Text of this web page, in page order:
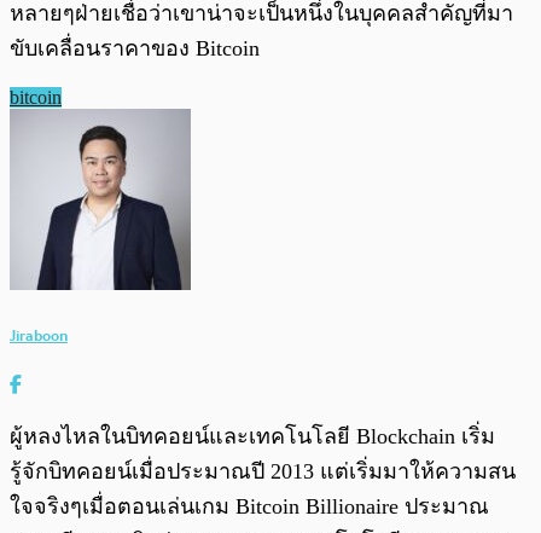
หลายๆฝ่ายเชื่อว่าเขาน่าจะเป็นหนึ่งในบุคคลสำคัญที่มา
ขับเคลื่อนราคาของ Bitcoin
bitcoin
Jiraboon
ผู้หลงไหลในบิทคอยน์และเทคโนโลยี Blockchain เริ่ม
รู้จักบิทคอยน์เมื่อประมาณปี 2013 แต่เริ่มมาให้ความสน
ใจจริงๆเมื่อตอนเล่นเกม Bitcoin Billionaire ประมาณ